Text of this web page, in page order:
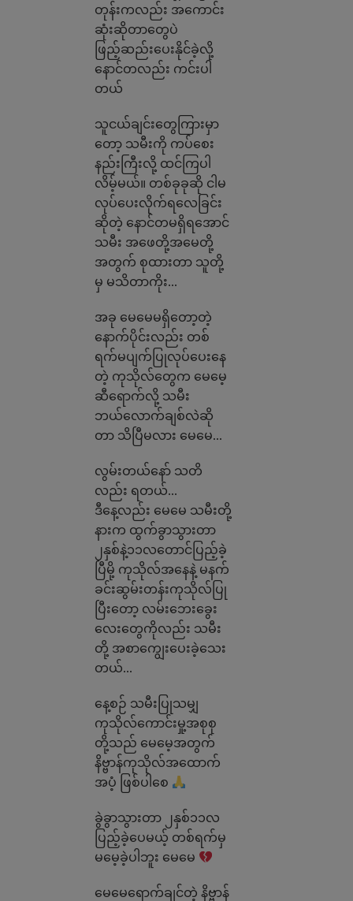
တုန်းကလည်း အကောင်း
ဆုံးဆိုတာတွေပဲ
ဖြည့်ဆည်းပေးနိုင်ခဲ့လို့
နောင်တလည်း ကင်းပါ
တယ်
သူငယ်ချင်းတွေကြားမှာ
တော့ သမီးကို ကပ်စေး
နည်းကြီးလို့ ထင်ကြပါ
လိမ့်မယ်။ တစ်ခုခုဆို ငါမ
လုပ်ပေးလိုက်ရလေခြင်း
ဆိုတဲ့ နောင်တမရှိရအောင်
သမီး အဖေတို့အမေတို့
အတွက် စုထားတာ သူတို့
မှ မသိတာကိုး…
အခု မေမေမရှိတော့တဲ့
နောက်ပိုင်းလည်း တစ်
ရက်မပျက်ပြုလုပ်ပေးနေ
တဲ့ ကုသိုလ်တွေက မေမေ့
ဆီရောက်လို့ သမီး
ဘယ်လောက်ချစ်လဲဆို
တာ သိပြီမလား မေမေ…
လွမ်းတယ်နော် သတိ
လည်း ရတယ်…
ဒီနေ့လည်း မေမေ သမီးတို့
နားက ထွက်ခွာသွားတာ
၂နှစ်နဲ့၁၁လတောင်ပြည့်ခဲ့
ပြီမို့ ကုသိုလ်အနေနဲ့ မနက်
ခင်းဆွမ်းတန်းကုသိုလ်ပြု
ပြီးတော့ လမ်းဘေးခွေး
လေးတွေကိုလည်း သမီး
တို့ အစာကျွေးပေးခဲ့သေး
တယ်…
နေ့စဉ် သမီးပြုသမျှ
ကုသိုလ်ကောင်းမှု့အစုစု
တို့သည် မေမေ့အတွက်
နိဗ္ဗာန်ကုသိုလ်အထောက်
အပံ့ ဖြစ်ပါစေ
ခွဲခွာသွားတာ ၂နှစ်၁၁လ
ပြည့်ခဲ့ပေမယ့် တစ်ရက်မှ
မမေ့ခဲ့ပါဘူး မေမေ
မေမေရောက်ချင်တဲ့ နိဗ္ဗာန်